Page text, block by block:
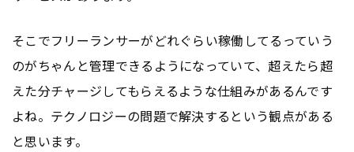
そこでフリーランサーがどれぐらい稼働してるっていう
のがちゃんと管理できるようになっていて、超えたら超
えた分チャージしてもらえるような仕組みがあるんです
よね。テクノロジーの問題で解決するという観点がある
と思います。